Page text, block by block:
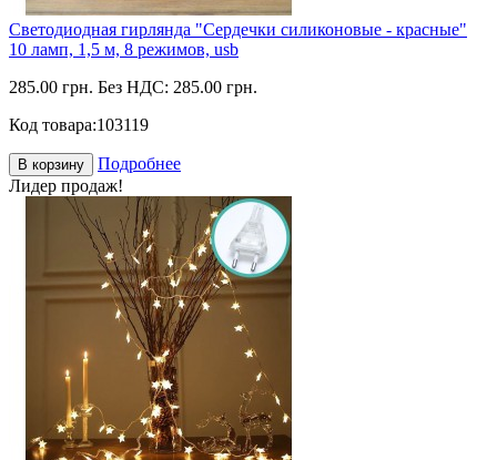
Светодиодная гирлянда "Сердечки силиконовые - красные"
10 ламп, 1,5 м, 8 режимов, usb
285.00 грн. Без НДС: 285.00 грн.
Код товара:103119
В корзину
Подробнее
Лидер продаж!